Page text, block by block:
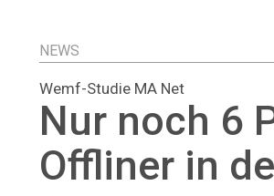
NEWS
Wemf-Studie MA Net
Nur noch 6
Offliner in